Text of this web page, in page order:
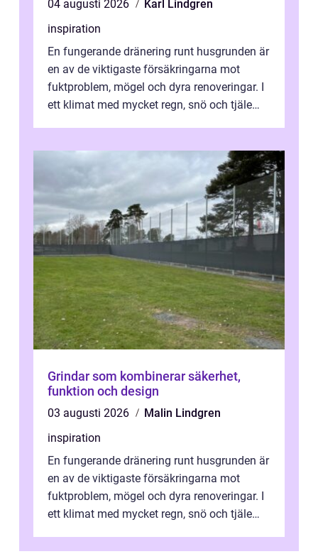
04 augusti 2026
Karl Lindgren
inspiration
En fungerande dränering runt husgrunden är
en av de viktigaste försäkringarna mot
fuktproblem, mögel och dyra renoveringar. I
ett klimat med mycket regn, snö och tjäle
Grindar som kombinerar säkerhet,
funktion och design
03 augusti 2026
Malin Lindgren
inspiration
En fungerande dränering runt husgrunden är
en av de viktigaste försäkringarna mot
fuktproblem, mögel och dyra renoveringar. I
ett klimat med mycket regn, snö och tjäle